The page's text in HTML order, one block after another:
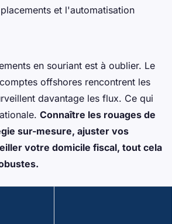
et l'automatisation
en souriant est à oublier. Le
offshores rencontrent les
davantage les flux. Ce qui
Connaître les rouages de
sur-mesure, ajuster vos
votre domicile fiscal, tout cela